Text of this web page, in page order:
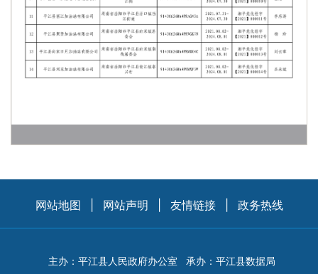
网站地图 网站声明 友情链接 政务热线
主办：平江县人民政府办公室
承办：平江县数据局